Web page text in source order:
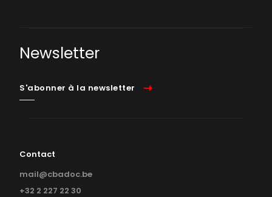
Newsletter
S'abonner à la newsletter
Contact
mail@cbadoc.be
+32 2 227 22 30